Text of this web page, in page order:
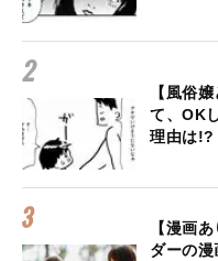
【風俗
て、OK
理由は!?
【漫画
ダーの